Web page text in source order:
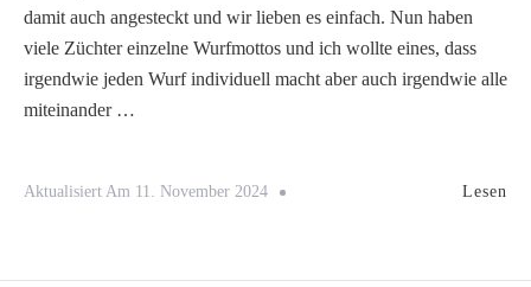
damit auch angesteckt und wir lieben es einfach. Nun haben
viele Züchter einzelne Wurfmottos und ich wollte eines, dass
irgendwie jeden Wurf individuell macht aber auch irgendwie alle
miteinander …
Aktualisiert Am 11. November 2024 Lesen